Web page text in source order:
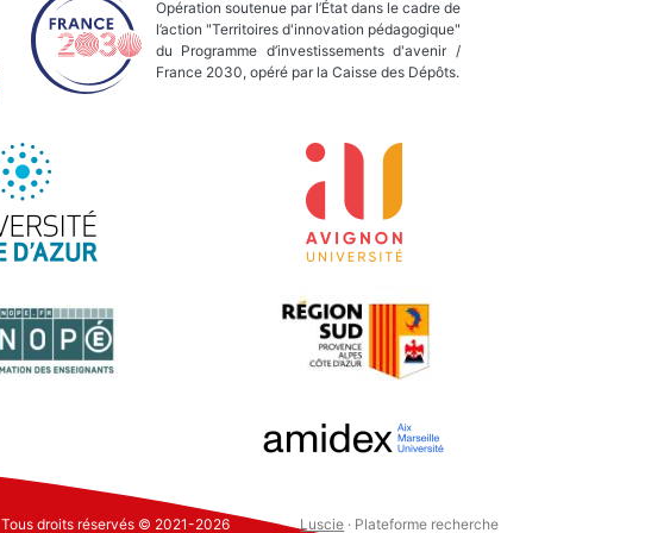
Opération soutenue par l’État dans le cadre de
l’action "Territoires d'innovation pédagogique"
du Programme d’investissements d'avenir /
France 2030, opéré par la Caisse des Dépôts.
Tous droits réservés © 2021-2026 Luscie · Plateforme recherche